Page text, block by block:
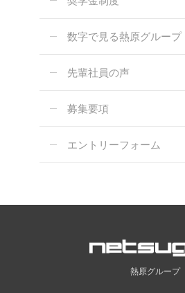
数字で見る熱原グループ
先輩社員の声
募集要項
エントリーフォーム
熱原グループ